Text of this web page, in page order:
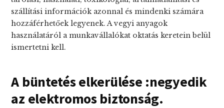
szállítási információk azonnal és mindenki számára
hozzáférhetőek legyenek. A vegyi anyagok
használatáról a munkavállalókat oktatás keretein belül
ismertetni kell.
A büntetés elkerülése :negyedik
az elektromos biztonság.